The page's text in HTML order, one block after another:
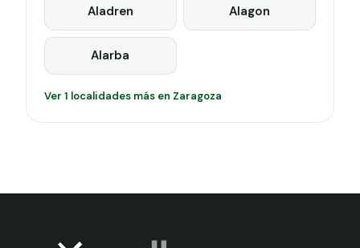
Aladren Alagon
Alarba
Ver 1 localidades más en Zaragoza